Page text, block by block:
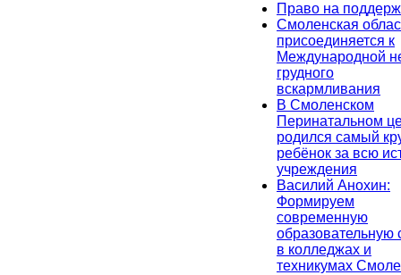
Право на
Смоленская
присоединяется к
Международной
грудного
вскармливания
В Смоленском
Перинатальном
родился самый
ребёнок за всю
учреждения
Василий Анохин:
Формируем
современную
образовательную
в колледжах и
техникумах